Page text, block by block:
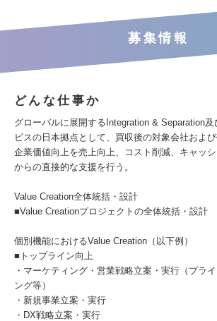
募集情報
どんな仕事か
グローバルに展開するIntegration & Separation及
ビスの日本拠点として、買収後の対象会社およ
企業価値向上を売上向上、コスト削減、キャッ
からの直接的な支援を行う。
Value Creation全体統括・設計
■Value Creationプロジェクトの全体統括・設計
個別機能におけるValue Creation（以下例）
■トップライン向上
・マーケティング・営業戦略立案・実行（プラ
ング等）
・新規事業立案・実行
・DX戦略立案・実行